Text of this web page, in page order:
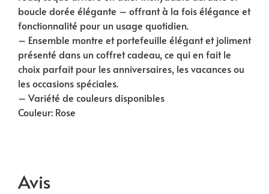
boucle dorée élégante – offrant à la fois élégance et
fonctionnalité pour un usage quotidien.
– Ensemble montre et portefeuille élégant et joliment
présenté dans un coffret cadeau, ce qui en fait le
choix parfait pour les anniversaires, les vacances ou
les occasions spéciales.
– Variété de couleurs disponibles
Couleur: Rose
Avis